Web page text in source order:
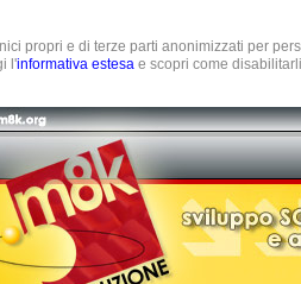
propri e di terze parti anonimizzati per
l'informativa estesa e scopri come